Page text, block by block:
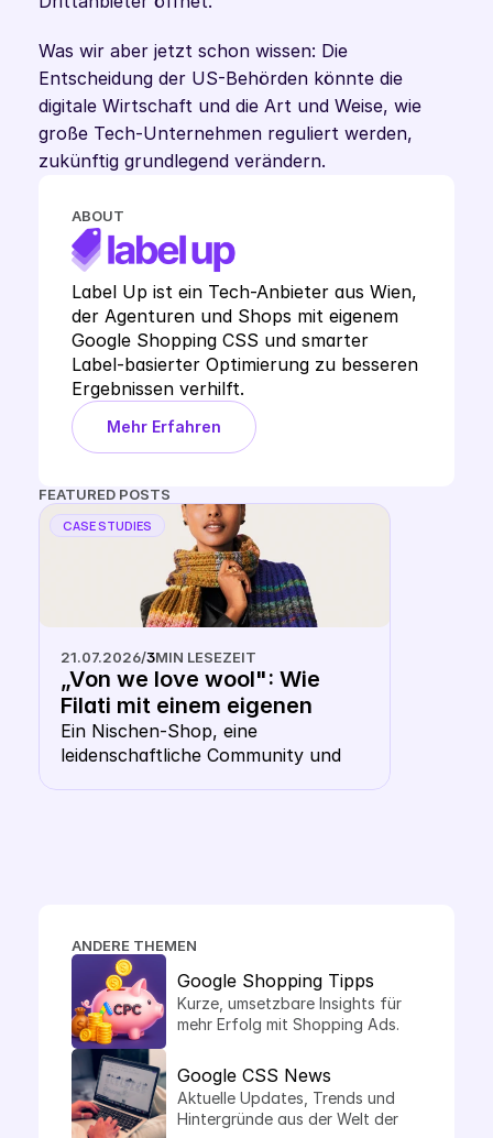
Was wir aber jetzt schon wissen: Die
Entscheidung der US-Behörden könnte die
digitale Wirtschaft und die Art und Weise, wie
große Tech-Unternehmen reguliert werden,
zukünftig grundlegend verändern.
ABOUT
Label Up ist ein Tech-Anbieter aus Wien,
der Agenturen und Shops mit eigenem
Google Shopping CSS und smarter
Label-basierter Optimierung zu besseren
Ergebnissen verhilft.
Mehr Erfahren
FEATURED POSTS
CASE STUDIES
21.07.2026/3MIN LESEZEIT
„Von we love wool": Wie
Filati mit einem eigenen
Keyword CSS aus dem
Shopping- Karussell
heraussticht
Ein Nischen-Shop, eine
leidenschaftliche Community und
ANDERE THEMEN
Google Shopping Tipps
Kurze, umsetzbare Insights für
mehr Erfolg mit Shopping Ads.
Google CSS News
Aktuelle Updates, Trends und
Hintergründe aus der Welt der